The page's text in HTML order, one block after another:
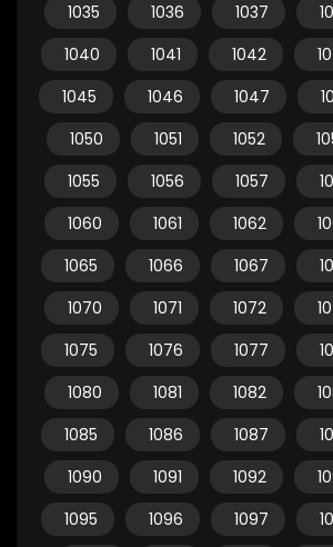
1035
1036 1037
1040
1041 1042
1045
1046 1047
1050
1051 1052
1055
1056 1057
1060
1061 1062
1065
1066 1067
1070
1071 1072
1075
1076 1077
1080
1081 1082
1085
1086 1087
1090
1091 1092
1095
1096 1097